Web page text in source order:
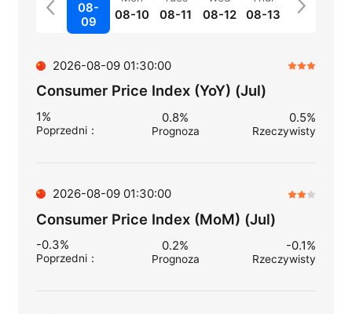
08-
09
08-10 08-11 08-12 08-13
2026-08-09 01:30:00
Consumer Price Index (YoY) (Jul)
1%
Poprzedni：
0.8%
Prognoza
0.5%
Rzeczywisty
2026-08-09 01:30:00
Consumer Price Index (MoM) (Jul)
-0.3%
Poprzedni：
0.2%
Prognoza
-0.1%
Rzeczywisty